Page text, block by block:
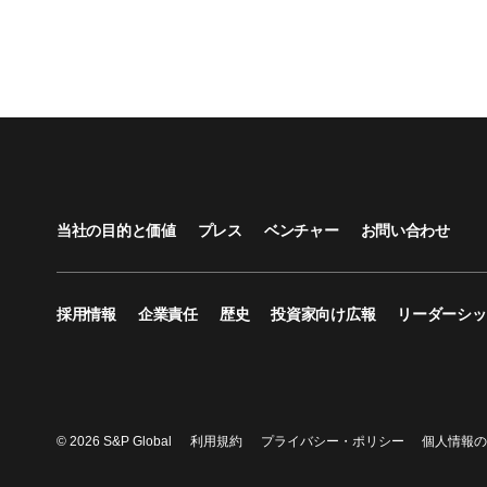
当社の目的と価値 プレス ベンチャー お問い合わせ
採用情報 企業責任 歴史 投資家向け広報 リーダーシ
© 2026 S&P Global 利用規約 プライバシー・ポリシー 個人情報